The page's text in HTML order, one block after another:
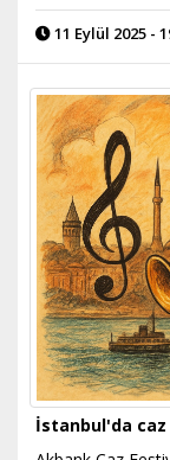
11 Eylül 2025 -
İstanbul'da caz